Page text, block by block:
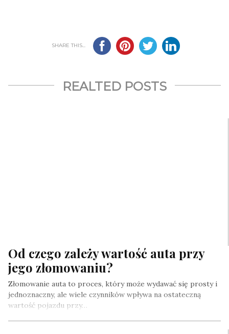
SHARE THIS...
REALTED POSTS
Od czego zależy wartość auta przy
jego złomowaniu?
Złomowanie auta to proces, który może wydawać się prosty i
jednoznaczny, ale wiele czynników wpływa na ostateczną
wartość pojazdu przy…